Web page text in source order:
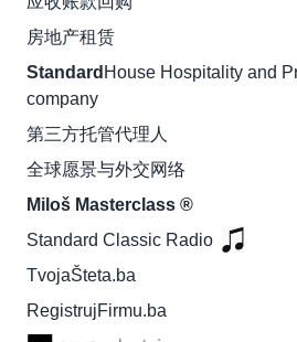
房地产租赁
Standard House Hospitality and
company
第三方托管代理人
全球愿景与外交网络
Miloš Masterclass ®
Standard Classic Radio
TvojaŠteta.ba
RegistrujFirmu.ba